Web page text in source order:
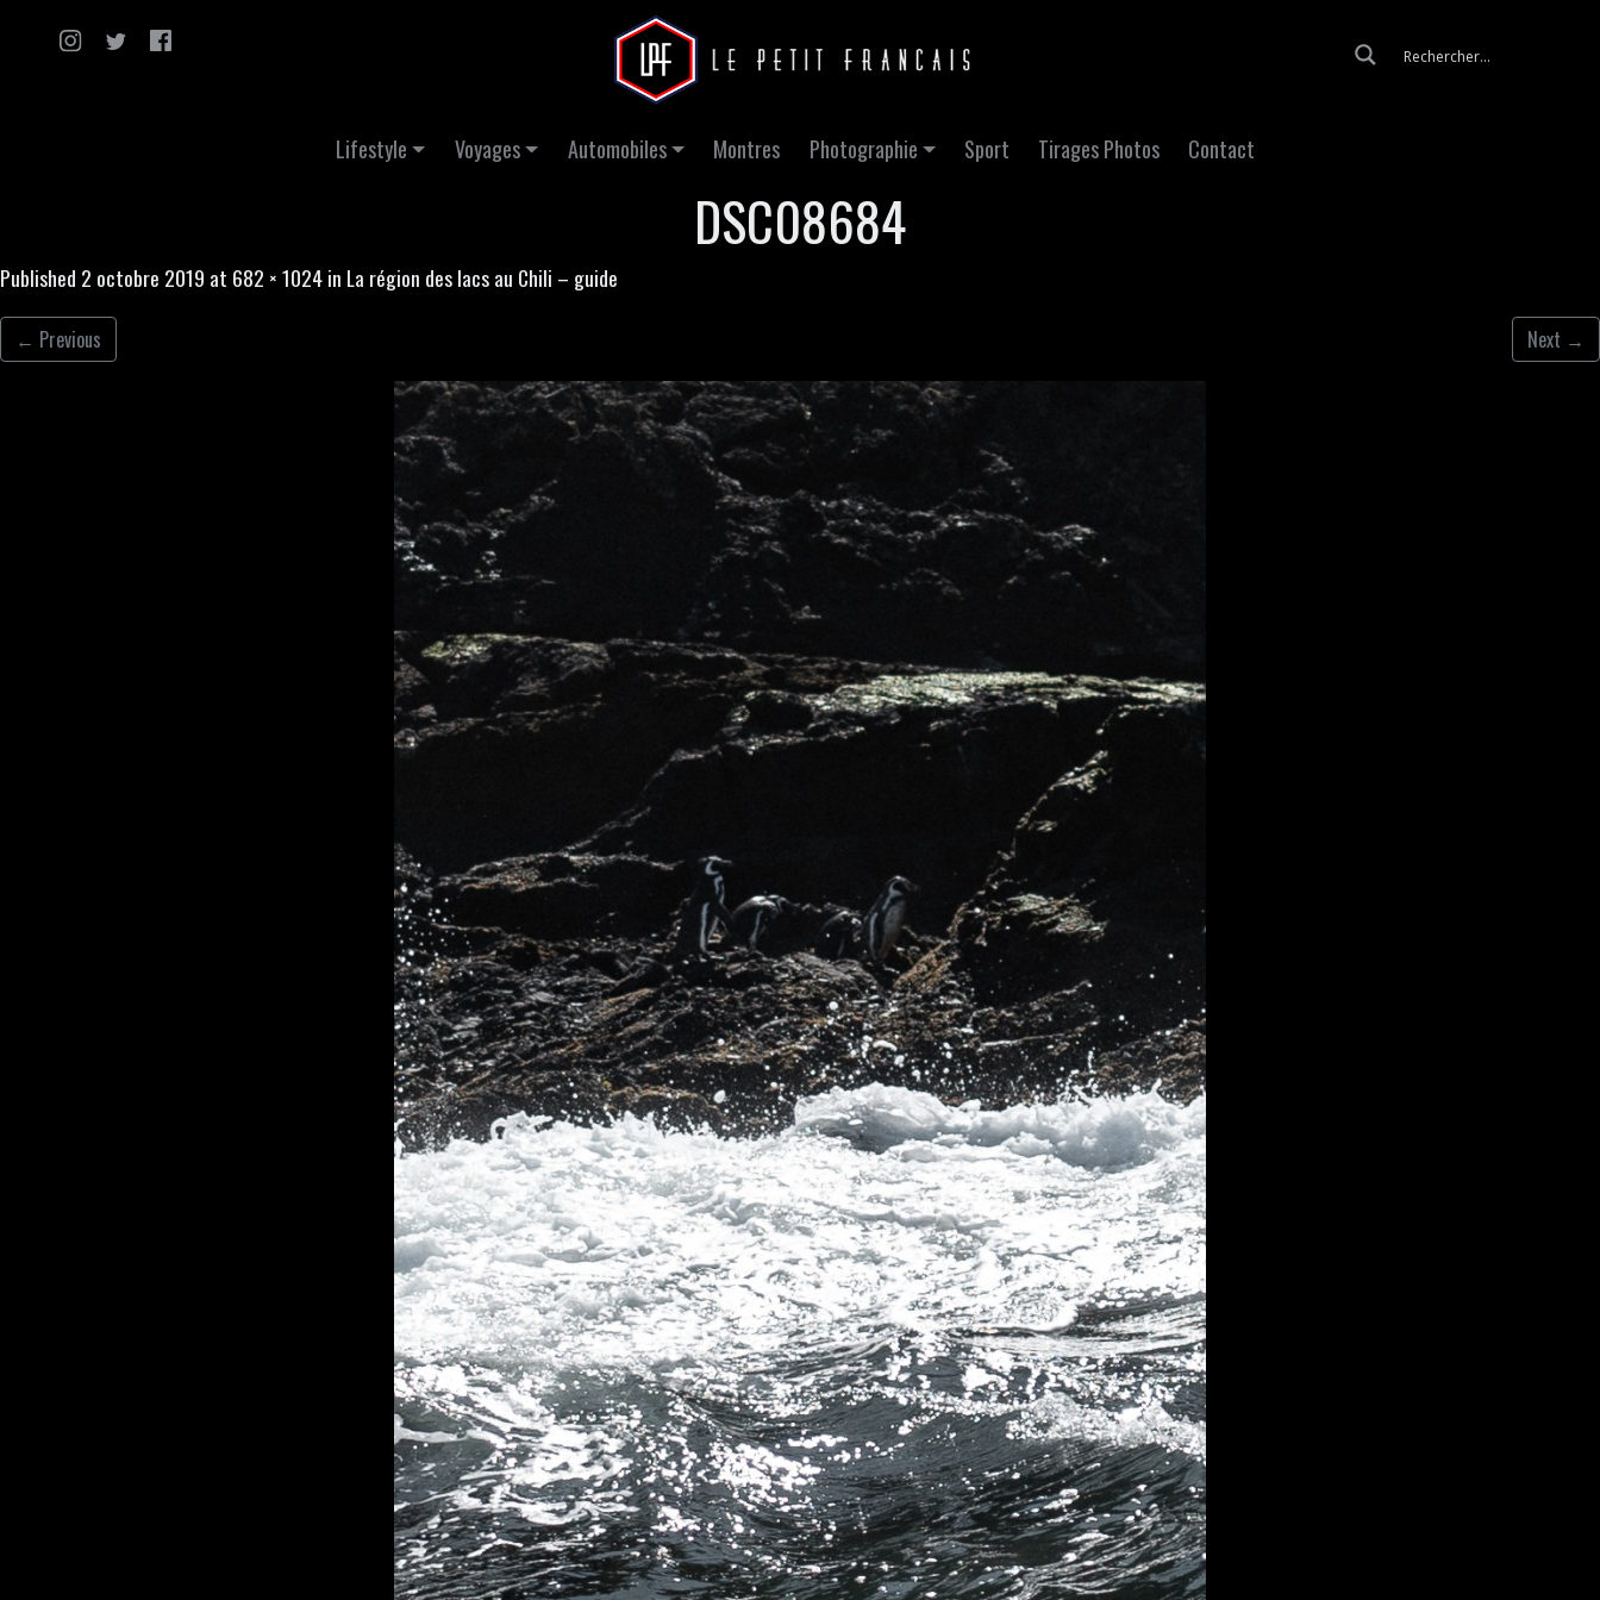
Lifestyle Voyages Automobiles Montres Photographie Sport Tirages Photos Contact
DSC08684
Published 2 octobre 2019 at 682 × 1024in La région des lacs au Chili – guide
← Previous Next →